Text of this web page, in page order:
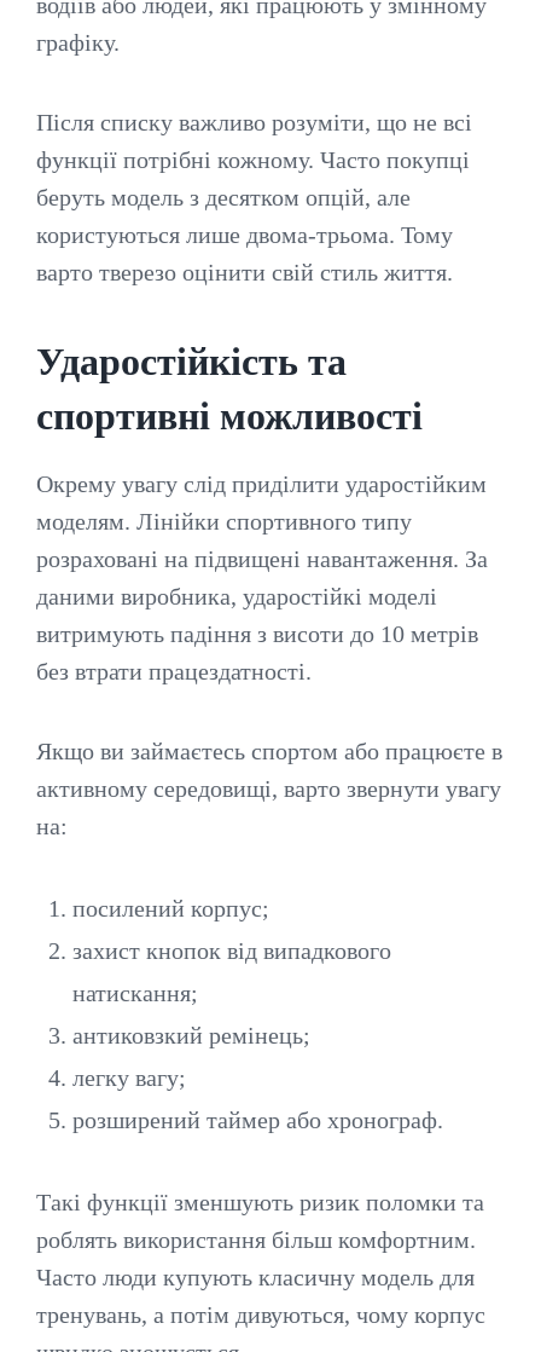
графіку.
Після списку важливо розуміти, що не всі
функції потрібні кожному. Часто покупці
беруть модель з десятком опцій, але
користуються лише двома-трьома. Тому
варто тверезо оцінити свій стиль життя.
Ударостійкість та
спортивні можливості
Окрему увагу слід приділити ударостійким
моделям. Лінійки спортивного типу
розраховані на підвищені навантаження. За
даними виробника, ударостійкі моделі
витримують падіння з висоти до 10 метрів
без втрати працездатності.
Якщо ви займаєтесь спортом або працюєте в
активному середовищі, варто звернути увагу
на:
посилений корпус;
захист кнопок від випадкового
натискання;
антиковзкий ремінець;
легку вагу;
розширений таймер або хронограф.
Такі функції зменшують ризик поломки та
роблять використання більш комфортним.
Часто люди купують класичну модель для
тренувань, а потім дивуються, чому корпус